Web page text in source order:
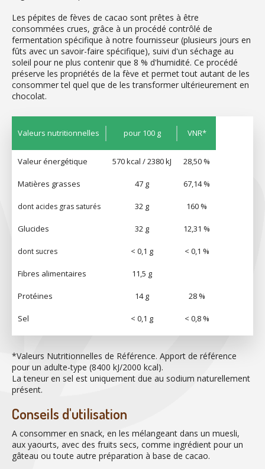
Les pépites de fèves de cacao sont prêtes à être
consommées crues, grâce à un procédé contrôlé de
fermentation spécifique à notre fournisseur (plusieurs jours en
fûts avec un savoir-faire spécifique), suivi d'un séchage au
soleil pour ne plus contenir que 8 % d'humidité. Ce procédé
préserve les propriétés de la fève et permet tout autant de les
consommer tel quel que de les transformer ultérieurement en
chocolat.
Valeurs nutritionnelles pour 100 g VNR*
Valeur énergétique 570 kcal / 2380 kJ 28,50 %
Matières grasses 47 g 67,14 %
dont acides gras saturés 32 g 160 %
Glucides 32 g 12,31 %
dont sucres < 0,1 g < 0,1 %
Fibres alimentaires 11,5 g
Protéines 14 g 28 %
Sel < 0,1 g < 0,8 %
*Valeurs Nutritionnelles de Référence. Apport de référence
pour un adulte-type (8400 kJ/2000 kcal).
La teneur en sel est uniquement due au sodium naturellement
présent.
Conseils d'utilisation
A consommer en snack, en les mélangeant dans un muesli,
aux yaourts, avec des fruits secs, comme ingrédient pour un
gâteau ou toute autre préparation à base de cacao.